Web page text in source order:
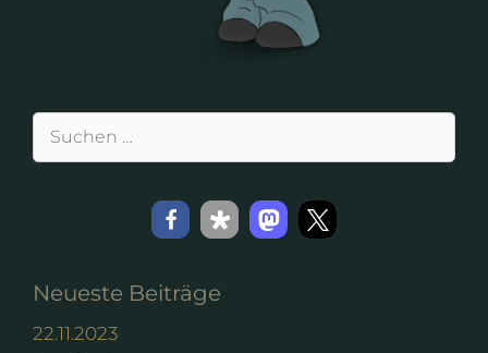
Suchen
Neueste Beiträge
22.11.2023